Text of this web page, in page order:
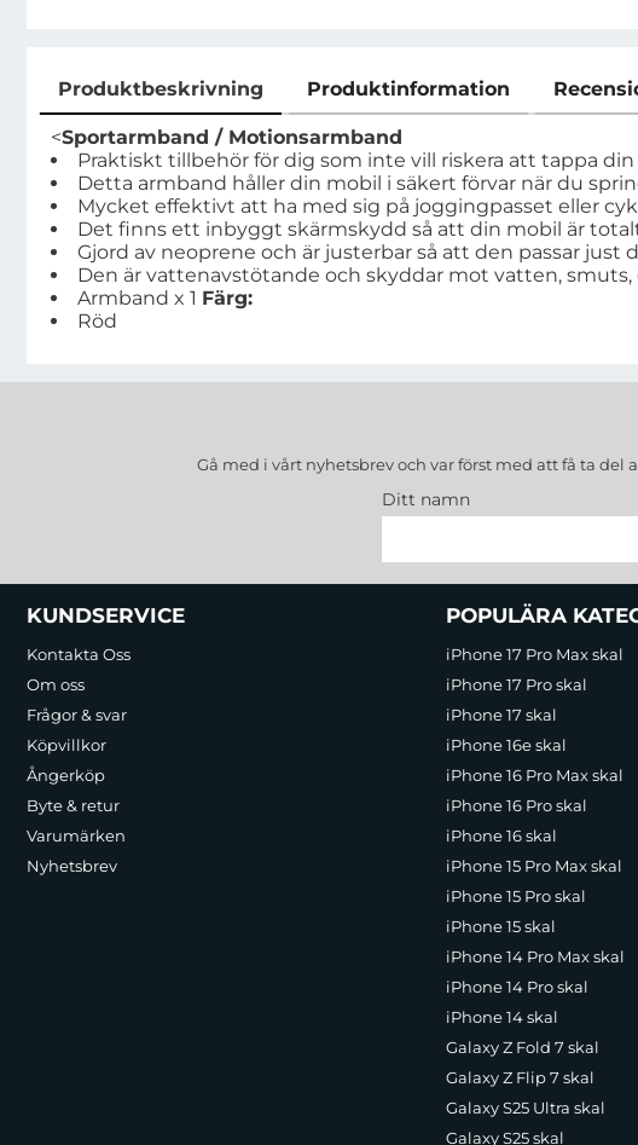
Produktbeskrivning Produktinformation
Produktbeskrivning
<Sportarmband / Motionsarmband
Praktiskt tillbehör för dig som inte vill riskera att tappa din
Detta armband håller din mobil i säkert förvar när du
Mycket effektivt att ha med sig på joggingpasset eller
Det finns ett inbyggt skärmskydd så att din mobil är
Gjord av neoprene och är justerbar så att den passar just
Den är vattenavstötande och skyddar mot vatten,
Armband x 1 Färg:
Röd
Gå med i vårt nyhetsbrev och var först med att få ta
Ditt namn
Sidfot Blandad info och länkar
KUNDSERVICE
Kontakta Oss
Om oss
Frågor & svar
Köpvillkor
Ångerköp
Byte & retur
Varumärken
Nyhetsbrev
POPULÄRA
iPhone 17 Pro Max skal
iPhone 17 Pro skal
iPhone 17 skal
iPhone 16e skal
iPhone 16 Pro Max skal
iPhone 16 Pro skal
iPhone 16 skal
iPhone 15 Pro Max skal
iPhone 15 Pro skal
iPhone 15 skal
iPhone 14 Pro Max skal
iPhone 14 Pro skal
iPhone 14 skal
Galaxy Z Fold 7 skal
Galaxy Z Flip 7 skal
Galaxy S25 Ultra skal
Galaxy S25 skal